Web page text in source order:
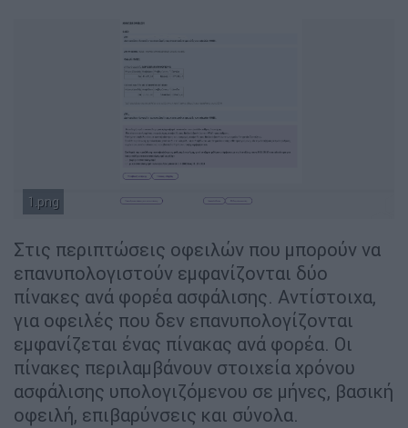
1.png
Στις περιπτώσεις οφειλών που μπορούν να
επανυπολογιστούν εμφανίζονται δύο
πίνακες ανά φορέα ασφάλισης. Αντίστοιχα,
για οφειλές που δεν επανυπολογίζονται
εμφανίζεται ένας πίνακας ανά φορέα. Οι
πίνακες περιλαμβάνουν στοιχεία χρόνου
ασφάλισης υπολογιζόμενου σε μήνες, βασική
οφειλή, επιβαρύνσεις και σύνολα.